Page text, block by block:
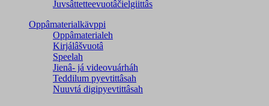
Juvsâttetteevuotâčielgiittâs
Oppâmaterialkävppi
Oppâmaterialeh
Kirjálâšvuotâ
Speelah
Jienâ- já videovuárháh
Teddilum pyevtittâsah
Nuuvtá digipyevtittâsah